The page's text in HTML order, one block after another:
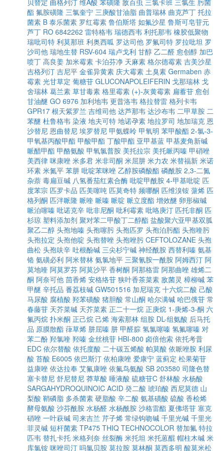
贝替定 曲格列汀 维A酸 苯磺隆 敌百虫 三氯卡班 三氯生 肟菌
酯 氟胺磺隆 三氯奎宁 三庚酸甘油脂 曲普瑞林 曲克芦丁 托拉
菌素 B 泰乐菌素 罗红霉素 鲁伯斯塔 如氟沙星 鲁斯可皂苷元
芦丁 RO 6842262 雷特格韦 瑞德西韦 利托那韦 橡胶低聚物
瑞吡司特 利莫那班 利奥西呱 罗达司他 罗氟司特 罗拉吡坦 罗
沙司他 瑞地生替 RSV-604 瑞卢戈利 甘醇 乙二醛 愈创醇 加巴
喷丁 高良姜 加米霉素 卡泊芬净 天麻素 格尔德霉素 吉美沙星
吉格列汀 吉尼平 金雀异黄素 庆大霉素 土臭素 Germaben 赤
霉素 光甘草定 葡糖苷 GLUCONAPOLEIFERIN 戈那瑞林 戈
舍瑞林 葛兰素 草甘毒素 格里霉素 (+)-灰黄霉素 扁蓄苷 愈创
甘油醚 GO 6976 加利地韦 更昔洛韦 格拉替雷 格列卡韦
GPR17 根天紫罗兰 吉维司他 达芦那韦 达沙布韦 二甲草胺 二
苯醚 杜鲁格韦 染液 地夫可特 地诺孕素 地拉罗司 地加瑞克 恩
沙替尼 恩曲替尼 埃罗替尼 甲氨蝶呤 甲氧明 苯甲酸酯 2-氯-3-
甲氧基丙酸甲酯 甲酸甲酯 丁酸甲酯 亚甲基蓝 甲基麦角新碱
哌醋甲酯 甲酪氨酸 甲氧氯普胺 美托拉宗 美托哌丙嗪 甲硝唑
美西律 咪康唑 米多君 米非司酮 米屈肼 米力农 米替福新 米诺
环素 米氮平 苯肼 吡啶苯咪唑 乙醇胺磷酸酯 磷酰胺 2,3-二氮
杂萘 毒扁豆碱 八氢番茄红素合酶 吡啶甲酰胺 4-甲基吡啶 匹
度苯宗 匹罗卡品 匹美噻吨 匹莫奇特 频哪酮 匹维溴铵 蒎烯 匹
格列酮 匹泮哌隆 哌喹 哌嗪 哌啶 哌立度酯 增效醚 卵形椒碱
哌泊噻嗪 吡诺克辛 吡非尼酮 吡利霉素 吡咯庚汀 匹托非酮 匹
杉琼 塑料添加剂 聚对苯二甲酸丁二醇酯 盐酸聚六亚甲基双胍
聚乙二醇 头孢地嗪 头孢噻肟 头孢匹罗 头孢泊肟酯 头孢喹肟
头孢拉定 头孢他啶 头孢替唑 头孢唑肟 CEFTOLOZANE 头孢
曲松 头孢呋辛 吐根酚碱 三尖杉宁碱 神经酰胺 西替利嗪 氨基
铬 氨磺必利 阿米替林 氨氯地平 三聚氰胺一酰胺 阿姆西汀 阿
莫地喹 阿莫罗芬 阿莫沙平 香树酮 阿那格雷 阿那曲唑 雄烯二
酮 阿奈可他 茴香烯 安格络苷 狭叶香茶菜素 敌菌灵 樟柳碱 苯
甲醚 辛托品 番荔枝碱 GW501516 加尼瑞克 十六烷二酸 己酸
马尿酸 腐植酸 羟苯磺酸 猪胆酸 常山酮 哈尔满碱 哈巴俄苷 常
春藤苷 天芥菜碱 天芥菜素 正二十一烷 正庚烷 1-庚烯-3-酮 六
氟丙烷 扑米酮 正己烷 己烯 海索那林 组胺 DL-组氨酸 后马托
品 原膜散酯 葎草烯 肼屈嗪 肼 甲醛腙 氢氯噻嗪 氢氟噻嗪 对
苯二酚 羟氯喹 羟嗪 金丝桃苷 HBI-800 卤倍他索 依托考昔
EDC 依尔替酸 依托度酸 二十碳五烯酸 帕莫酸 依哌唑胺 利尿
酸 苔酸 E6005 依巴斯汀 依柏康唑 爱康宁 蓝蓟定 松果菊苷
益康唑 依达拉奉 艾氟康唑 依氟鸟氨酸 SB 203580 司隆色替
塞卡替尼 舒尼替尼 莽草酸 唾液酸 硫糖苷C 舒林酸 水杨酸
SARGAHYDROQUINOIC ACID 癸二酸 琥珀酸 西尼莫德 山
梨酸 鞘磷脂 多杀菌素 硬脂酸 辛二酸 氨基磺酸 硫酸 香桧烯
酵母氨酸 沙芬酰胺 水杨醛 水杨酰胺 沙格雷酯 夏佛塔苷 塞克
硝唑 一叶萩碱 司来吉兰 芹子烯 常绿钩吻碱 千里光碱 千里光
菲灵碱 短杆菌素 TP475 THIQ TECHNOCOLOR 替加氟 特拉
匹韦 替扎卡托 米格列奈 丝裂酶 米托坦 米托蒽醌 帽柱木碱 米
库氯铵 咪唑司汀 吗氯贝胺 莫拉胺 莫林酮 莫西多明 酸莫米松